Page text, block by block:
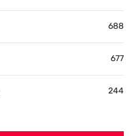
688
677
244